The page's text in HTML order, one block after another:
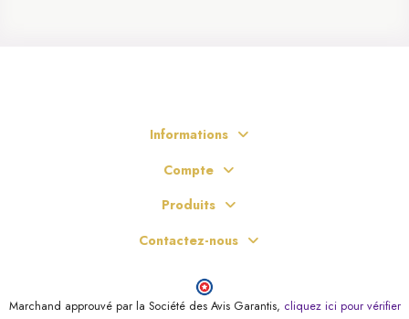
Informations
Compte
Produits
Contactez-nous
Marchand approuvé par la Société des Avis Garantis, cliquez ici pour vérifier